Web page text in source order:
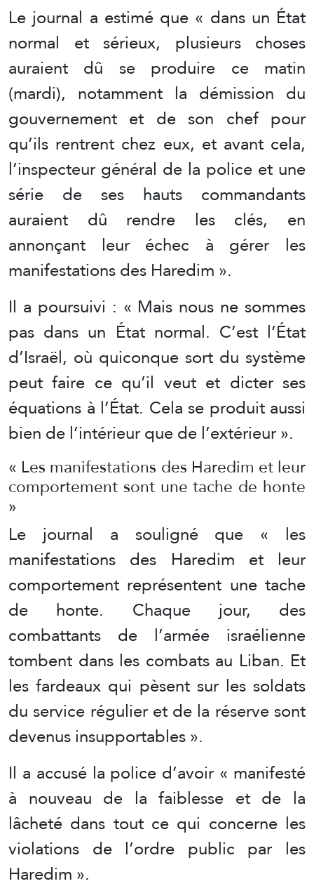
Le journal a estimé que « dans un État
normal et sérieux, plusieurs choses
auraient dû se produire ce matin
(mardi), notamment la démission du
gouvernement et de son chef pour
qu’ils rentrent chez eux, et avant cela,
l’inspecteur général de la police et une
série de ses hauts commandants
auraient dû rendre les clés, en
annonçant leur échec à gérer les
manifestations des Haredim ».
Il a poursuivi : « Mais nous ne sommes
pas dans un État normal. C’est l’État
d’Israël, où quiconque sort du système
peut faire ce qu’il veut et dicter ses
équations à l’État. Cela se produit aussi
bien de l’intérieur que de l’extérieur ».
« Les manifestations des Haredim et leur
comportement sont une tache de honte
»
Le journal a souligné que « les
manifestations des Haredim et leur
comportement représentent une tache
de honte. Chaque jour, des
combattants de l’armée israélienne
tombent dans les combats au Liban. Et
les fardeaux qui pèsent sur les soldats
du service régulier et de la réserve sont
devenus insupportables ».
Il a accusé la police d’avoir « manifesté
à nouveau de la faiblesse et de la
lâcheté dans tout ce qui concerne les
violations de l’ordre public par les
Haredim ».